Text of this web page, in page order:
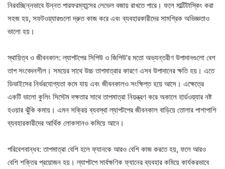
নিরবচ্ছিন্নভাবে উন্নত পারফরম্যান্সের লেভেল বজায় রাখতে পারে। ফলে মাল্টিটাস্কিং করা
সহজ হয়, সফটওয়্যারগুলো দ্রুত কাজ করে এবং ব্যবহারকারীদের সামগ্রিক অভিজ্ঞতাও
ভালো হয়।
স্থায়িত্ব ও জীবনকাল: ল্যাপটপের সিপিউ ও জিপিউ’র মতো অভ্যন্তরীণ উপাদানগুলো বেশ
তাপ সংবেদনশীল। সময়ের সাথে উচ্চ তাপমাত্রার কারণে এসব উপাদানের ক্ষতি হয়। এতে
ডিভাইসের নির্ভরযোগ্যতা কমে যায় এবং জীবনকালও সংক্ষিপ্ত হয়ে আসে। এক্ষেত্রে
একটি ভালো কুলিং সিস্টেম দক্ষতার সাথে তাপমাত্রা নিয়ন্ত্রণ করে অকালে হার্ডওয়্যার নষ্ট
হওয়ার ঝুঁকি কমায়। এমন সক্রিয় ব্যবস্থা ল্যাপটপের জীবনকাল বাড়িয়ে তোলার পাশাপাশি
ব্যবহারকারীদের আর্থিক লোকসানও কমিয়ে আনে।
পরিবেশবান্ধব: তাপমাত্রা বেশি হলে ফ্যানকে আরও বেশি কাজ করতে হয়, ফলে আরও
বেশি শক্তির প্রয়োজন হয়। ল্যাপটপে সার্বক্ষণিক ফ্যানের ব্যবহার কমিয়ে কার্যকরভাবে